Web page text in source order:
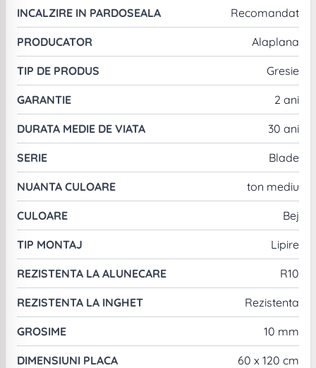
INCALZIRE IN PARDOSEALA Recomandat
PRODUCATOR Alaplana
TIP DE PRODUS Gresie
GARANTIE 2 ani
DURATA MEDIE DE VIATA 30 ani
SERIE Blade
NUANTA CULOARE ton mediu
CULOARE Bej
TIP MONTAJ Lipire
REZISTENTA LA ALUNECARE R10
REZISTENTA LA INGHET Rezistenta
GROSIME 10 mm
DIMENSIUNI PLACA 60 x 120 cm